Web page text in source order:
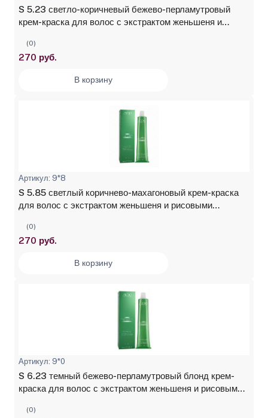
S 5.23 светло-коричневый бежево-перламутровый
крем-краска для волос с экстрактом женьшеня и
(0)
270 руб.
В корзину
Артикул: 9*8
S 5.85 светлый коричнево-махагоновый крем-краска
для волос с экстрактом женьшеня и рисовыми
(0)
270 руб.
В корзину
Артикул: 9*0
S 6.23 темный бежево-перламутровый блонд крем-
краска для волос с экстрактом женьшеня и рисовыми
(0)